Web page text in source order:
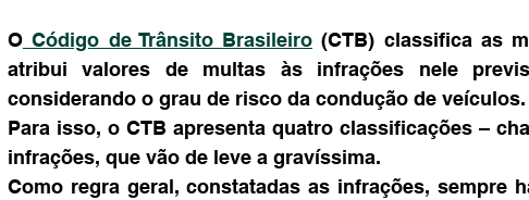
O Código de Trânsito Brasileiro (CTB) classifica as
atribui valores de multas às infrações nele
considerando o grau de risco da condução de veículos.
Para isso, o CTB apresenta quatro classificações –
infrações, que vão de leve a gravíssima.
Como regra geral, constatadas as infrações, sempre